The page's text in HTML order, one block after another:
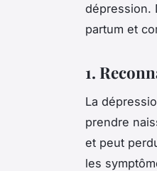
dépression.
partum et
1.
La
prendre
et peut
les